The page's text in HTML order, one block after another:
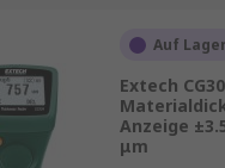
und Toleranzen
Auf Lager
Extech
Anzeige
μm